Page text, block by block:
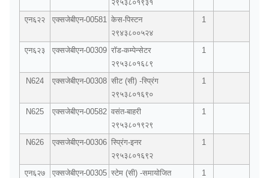
२९५३८०१९३१
एन६२२
एक्सजेबीएन-00581
केस-पिस्टन
२९४३८००५२४
1
एन६२३ एक्सजेबीएन-00309 रॉड-कम्पेन्सेटर
२९५३८०१६८९
1
N624 एक्सजेबीएन-00308 सीट (सी) -स्प्रिंग
२९५३८०१६९०
1
N625 एक्सजेबीएन-00582 वसंत-बाहरी
२९५३८०१९२९
1
N626 एक्सजेबीएन-00306 स्प्रिंग-इनर
२९५३८०१६९२
1
एन६२७ एक्सजेबीएन-00305 स्टेम (सी) -समायोजित
1